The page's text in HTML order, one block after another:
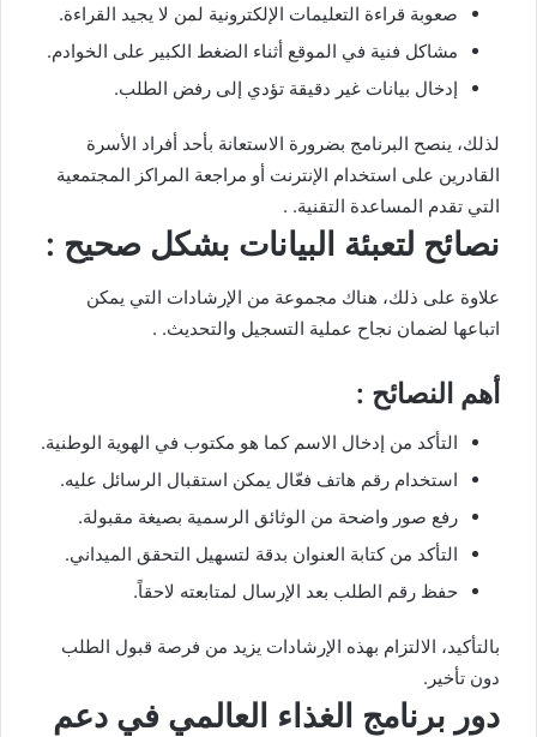
صعوبة قراءة التعليمات الإلكترونية لمن لا يجيد القراءة.
مشاكل فنية في الموقع أثناء الضغط الكبير على الخوادم.
إدخال بيانات غير دقيقة تؤدي إلى رفض الطلب.
لذلك، ينصح البرنامج بضرورة الاستعانة بأحد أفراد الأسرة
القادرين على استخدام الإنترنت أو مراجعة المراكز المجتمعية
التي تقدم المساعدة التقنية. .
نصائح لتعبئة البيانات بشكل صحيح :
علاوة على ذلك، هناك مجموعة من الإرشادات التي يمكن
اتباعها لضمان نجاح عملية التسجيل والتحديث. .
أهم النصائح :
التأكد من إدخال الاسم كما هو مكتوب في الهوية الوطنية.
استخدام رقم هاتف فعّال يمكن استقبال الرسائل عليه.
رفع صور واضحة من الوثائق الرسمية بصيغة مقبولة.
التأكد من كتابة العنوان بدقة لتسهيل التحقق الميداني.
حفظ رقم الطلب بعد الإرسال لمتابعته لاحقاً.
بالتأكيد، الالتزام بهذه الإرشادات يزيد من فرصة قبول الطلب
دون تأخير.
دور برنامج الغذاء العالمي في دعم